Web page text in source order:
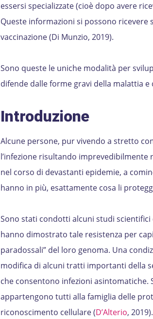
essersi specializzate (cioè dopo avere
Queste informazioni si possono
vaccinazione (Di Munzio, 2019).
Sono queste le uniche modalità per
difende dalle forme gravi della malattia
Introduzione
Alcune persone, pur vivendo a stretto
l’infezione risultando imprevedibilmente
nel corso di devastanti epidemie, a
hanno in più, esattamente cosa li
Sono stati condotti alcuni studi
hanno dimostrato tale resistenza per
paradossali” del loro genoma. Una
modifica di alcuni tratti importanti della
che consentono infezioni asintomatiche.
appartengono tutti alla famiglia delle
riconoscimento cellulare (D’Alterio, 2019).